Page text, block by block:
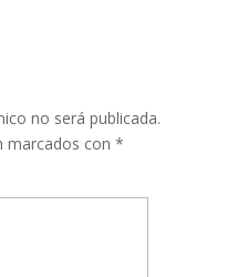
no será publicada.
marcados con *